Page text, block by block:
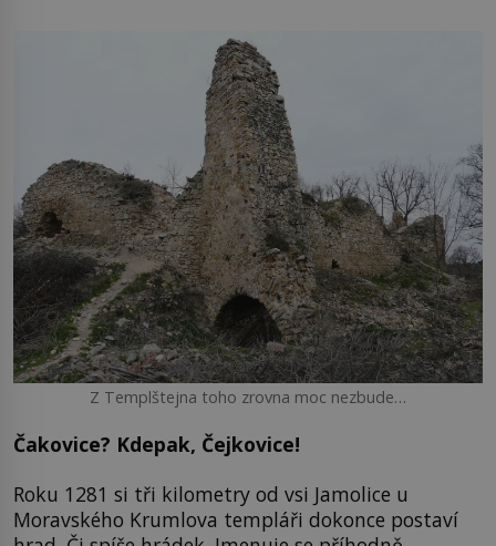
Z Templštejna toho zrovna moc nezbude…
Čakovice? Kdepak, Čejkovice!
Roku 1281 si tři kilometry od vsi Jamolice u
Moravského Krumlova templáři dokonce postaví